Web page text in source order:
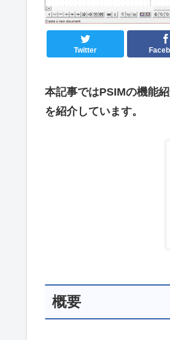
Twitter
本記事ではPSIMの機能
を紹介しています。
概要